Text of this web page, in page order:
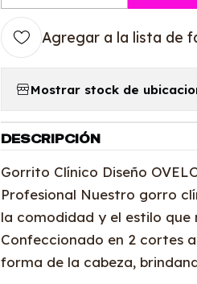
Agregar a la lista de
Mostrar stock de
DESCRIPCIÓN
Gorrito Clínico Diseño
Profesional Nuestro gorro
la comodidad y el estilo que
Confeccionado en 2 cortes
forma de la cabeza,